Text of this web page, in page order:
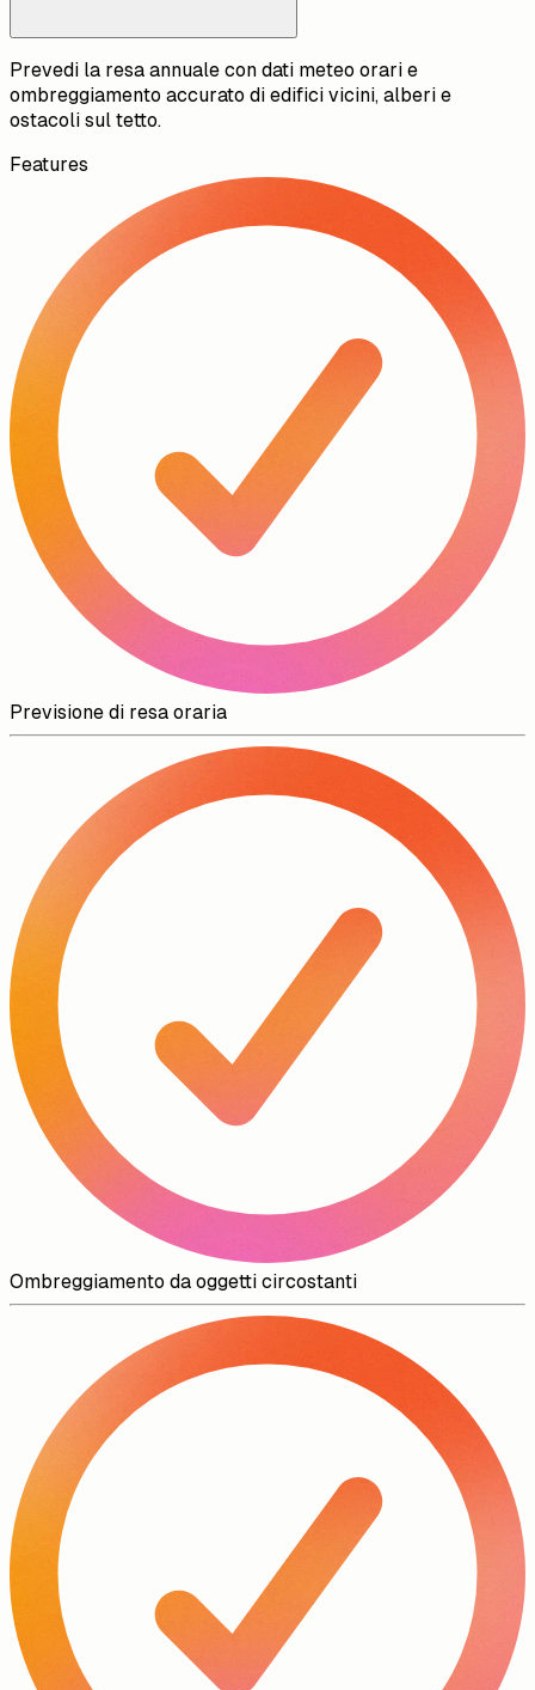
Prevedi la resa annuale con dati meteo orari e
ombreggiamento accurato di edifici vicini, alberi e
ostacoli sul tetto.
Features
Previsione di resa oraria
Ombreggiamento da oggetti circostanti